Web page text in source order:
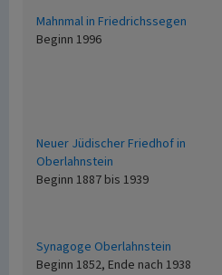
Mahnmal in Friedrichssegen
Beginn 1996
Neuer Jüdischer Friedhof in
Oberlahnstein
Beginn 1887 bis 1939
Synagoge Oberlahnstein
Beginn 1852, Ende nach 1938